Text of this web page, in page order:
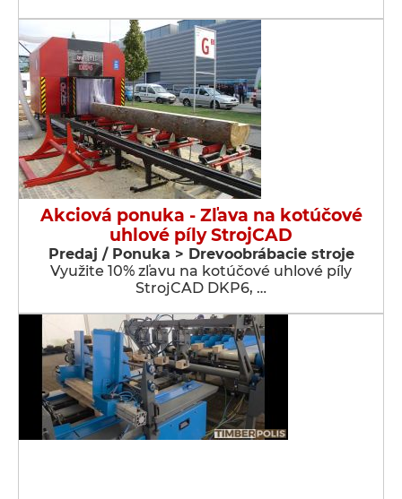
Akciová ponuka - Zľava na kotúčové
uhlové píly StrojCAD
Predaj / Ponuka > Drevoobrábacie stroje
Využite 10% zľavu na kotúčové uhlové píly
StrojCAD DKP6, …